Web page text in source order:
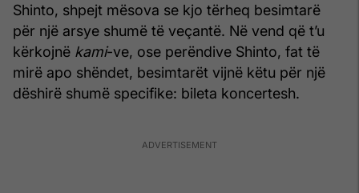
Shinto, shpejt mësova se kjo tërheq besimtarë
për një arsye shumë të veçantë. Në vend që t’u
kërkojnë kami-ve, ose perëndive Shinto, fat të
mirë apo shëndet, besimtarët vijnë këtu për një
dëshirë shumë specifike: bileta koncertesh.